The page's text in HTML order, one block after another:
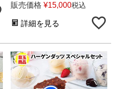
販売価格 ¥15,000税込
詳細を見る